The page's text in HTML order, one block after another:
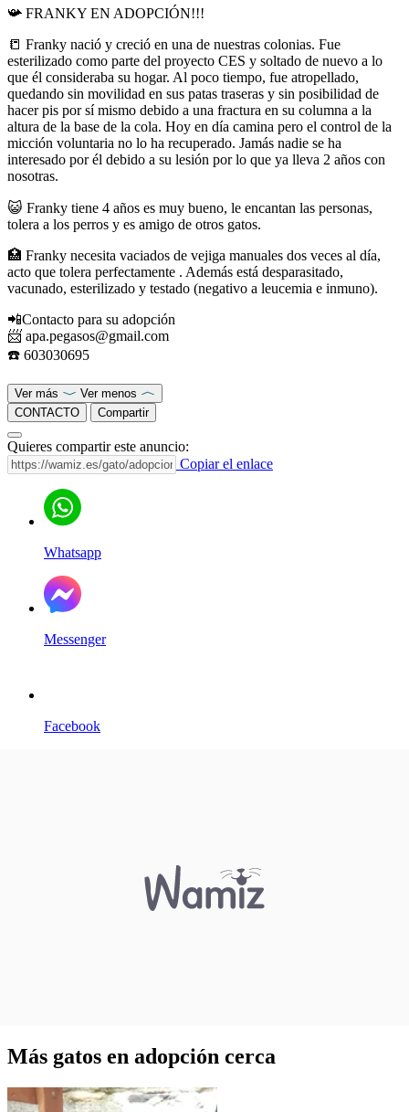
📯 FRANKY EN ADOPCIÓN!!!
📒 Franky nació y creció en una de nuestras colonias. Fue
esterilizado como parte del proyecto CES y soltado de nuevo a lo
que él consideraba su hogar. Al poco tiempo, fue atropellado,
quedando sin movilidad en sus patas traseras y sin posibilidad de
hacer pis por sí mismo debido a una fractura en su columna a la
altura de la base de la cola. Hoy en día camina pero el control de la
micción voluntaria no lo ha recuperado. Jamás nadie se ha
interesado por él debido a su lesión por lo que ya lleva 2 años con
nosotras.
😺 Franky tiene 4 años es muy bueno, le encantan las personas,
tolera a los perros y es amigo de otros gatos.
🏥 Franky necesita vaciados de vejiga manuales dos veces al día,
acto que tolera perfectamente . Además está desparasitado,
vacunado, esterilizado y testado (negativo a leucemia e inmuno).
📲Contacto para su adopción
📨 apa.pegasos@gmail.com
☎️ 603030695
Ver más
Ver menos
CONTACTO
Compartir
Quieres compartir este anuncio:
Copiar el enlace
Whatsapp
Messenger
Facebook
Más gatos en adopción cerca